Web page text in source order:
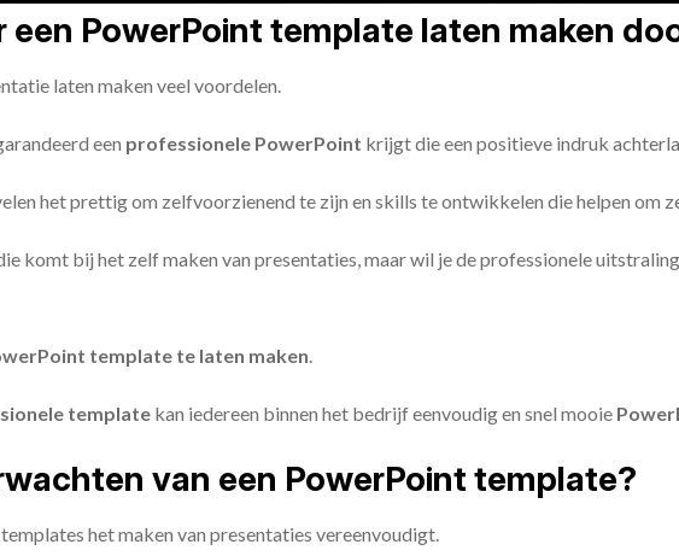
een PowerPoint template laten maken
laten maken veel voordelen.
een professionele PowerPoint krijgt die een positieve indruk
het prettig om zelfvoorzienend te zijn en skills te ontwikkelen die helpen om
komt bij het zelf maken van presentaties, maar wil je de professionele
template te laten maken.
template kan iedereen binnen het bedrijf eenvoudig en snel mooie
van een PowerPoint template?
het maken van presentaties vereenvoudigt.